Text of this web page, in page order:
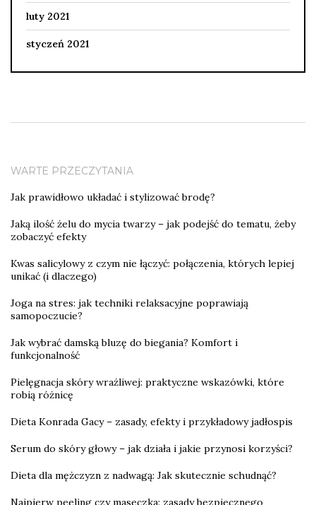
luty 2021
styczeń 2021
WARTE PRZECZYTANIA
Jak prawidłowo układać i stylizować brodę?
Jaką ilość żelu do mycia twarzy – jak podejść do tematu, żeby
zobaczyć efekty
Kwas salicylowy z czym nie łączyć: połączenia, których lepiej
unikać (i dlaczego)
Joga na stres: jak techniki relaksacyjne poprawiają
samopoczucie?
Jak wybrać damską bluzę do biegania? Komfort i
funkcjonalność
Pielęgnacja skóry wrażliwej: praktyczne wskazówki, które
robią różnicę
Dieta Konrada Gacy – zasady, efekty i przykładowy jadłospis
Serum do skóry głowy – jak działa i jakie przynosi korzyści?
Dieta dla mężczyzn z nadwagą: Jak skutecznie schudnąć?
Najpierw peeling czy maseczka: zasady bezpiecznego